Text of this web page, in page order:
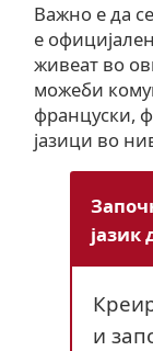
Важно е да
е
живеат во
можеби
француски,
јазици во
јазик
и